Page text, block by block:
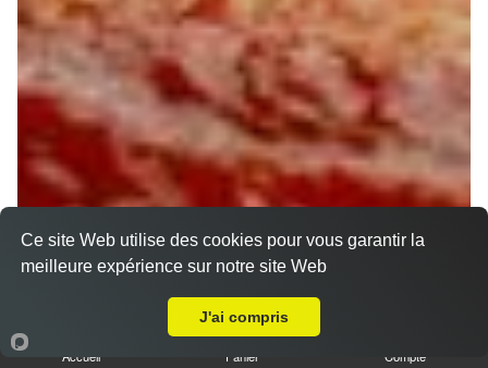
Accueil Panier Compte
Ce site Web utilise des cookies pour vous garantir la
meilleure expérience sur notre site Web
J'ai compris